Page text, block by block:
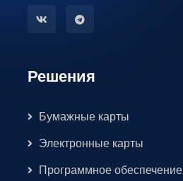
Решения
Бумажные карты
Электронные карты
Программное обеспечение